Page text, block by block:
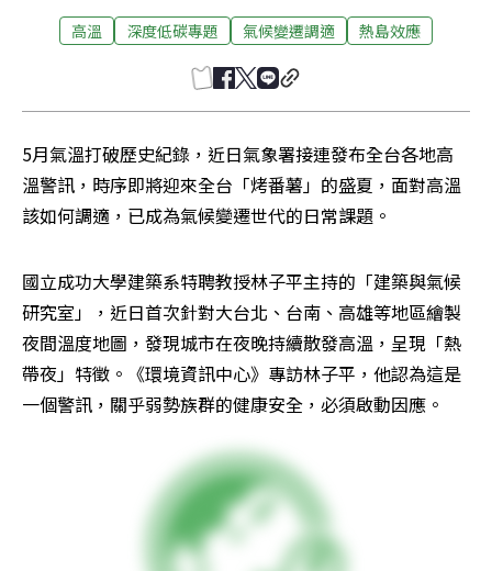
高溫 深度低碳專題 氣候變遷調適 熱島效應
5月氣溫打破歷史紀錄，近日氣象署接連發布全台各地高
溫警訊，時序即將迎來全台「烤番薯」的盛夏，面對高溫
該如何調適，已成為氣候變遷世代的日常課題。
國立成功大學建築系特聘教授林子平主持的「建築與氣候
研究室」，近日首次針對大台北、台南、高雄等地區繪製
夜間溫度地圖，發現城市在夜晚持續散發高溫，呈現「熱
帶夜」特徵。《環境資訊中心》專訪林子平，他認為這是
一個警訊，關乎弱勢族群的健康安全，必須啟動因應。